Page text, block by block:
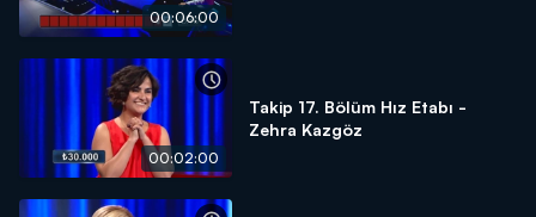
00:06:00
00:02:00
Takip 17. Bölüm Hız Etabı -
Zehra Kazgöz